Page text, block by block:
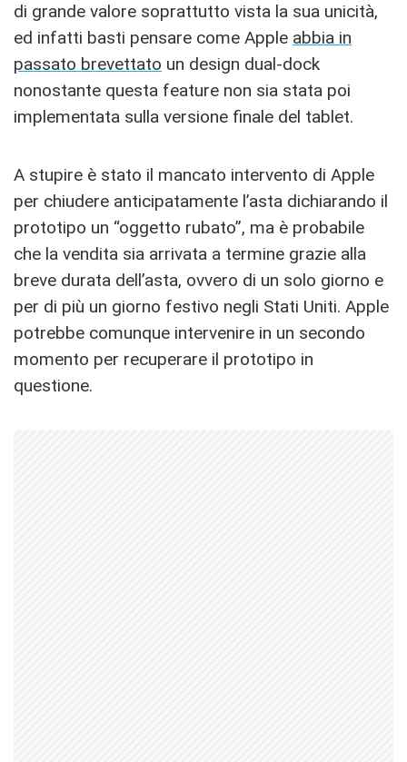
di grande valore soprattutto vista la sua unicità,
ed infatti basti pensare come Apple abbia in
passato brevettato un design dual-dock
nonostante questa feature non sia stata poi
implementata sulla versione finale del tablet.
A stupire è stato il mancato intervento di Apple
per chiudere anticipatamente l’asta dichiarando il
prototipo un “oggetto rubato”, ma è probabile
che la vendita sia arrivata a termine grazie alla
breve durata dell’asta, ovvero di un solo giorno e
per di più un giorno festivo negli Stati Uniti. Apple
potrebbe comunque intervenire in un secondo
momento per recuperare il prototipo in
questione.